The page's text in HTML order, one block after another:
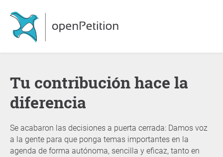
Tu contribución hace la
diferencia
Se acabaron las decisiones a puerta cerrada: Damos voz
a la gente para que ponga temas importantes en la
agenda de forma autónoma, sencilla y eficaz, tanto en